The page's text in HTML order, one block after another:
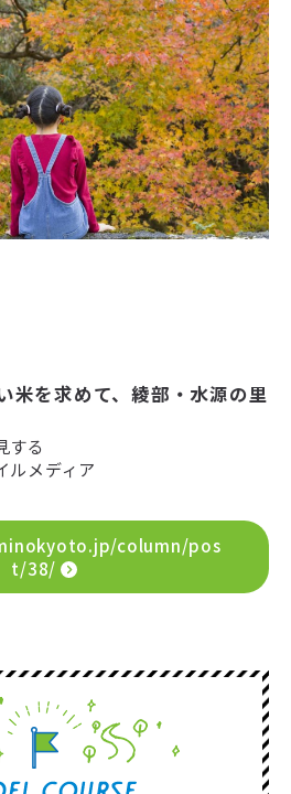
米を求めて、綾部・水源の里
する
ルメディア
column/pos
t/38/